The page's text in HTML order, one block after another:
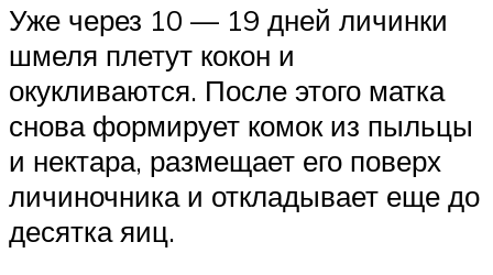
Уже через 10 — 19 дней личинки
шмеля плетут кокон и
окукливаются. После этого матка
снова формирует комок из пыльцы
и нектара, размещает его поверх
личиночника и откладывает еще до
десятка яиц.